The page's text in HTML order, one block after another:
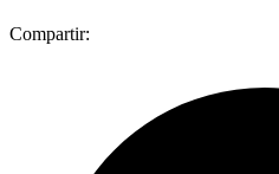
Compartir: